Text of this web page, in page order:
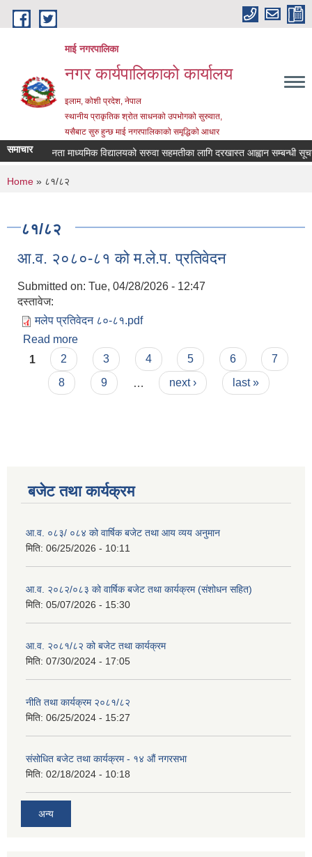
Skip to main content
माई नगरपालिका
नगर कार्यपालिकाको कार्यालय
इलाम, कोशी प्रदेश, नेपाल
स्थानीय प्राकृतिक श्रोत साधनको उपभोगको सुरुवात,
यसैबाट सुरु हुन्छ माई नगरपालिकाको समृद्धिको आधार
समाचार
श्री जनता माध्यमिक विद्यालयको सरुवा सहमतीका लागि दरखास्त आह्वान सम्बन्धी सूचना
You are here
Home » ८१/८२
८१/८२
आ.व. २०८०-८१ को म.ले.प. प्रतिवेदन
Submitted on: Tue, 04/28/2026 - 12:47
दस्तावेज:
मलेप प्रतिवेदन ८०-८१.pdf
Read more
Pages
1 2 3 4 5 6
7
8
9 next › last »
बजेट तथा कार्यक्रम
आ.व. ०८३/ ०८४ को वार्षिक बजेट तथा आय व्यय अनुमान
मिति: 06/25/2026 - 10:11
आ.व. २०८२/०८३ को वार्षिक बजेट तथा कार्यक्रम (संशोधन सहित)
मिति: 05/07/2026 - 15:30
आ.व. २०८१/८२ को बजेट तथा कार्यक्रम
मिति: 07/30/2024 - 17:05
नीति तथा कार्यक्रम २०८१/८२
मिति: 06/25/2024 - 15:27
संसोधित बजेट तथा कार्यक्रम - १४ औं नगरसभा
मिति: 02/18/2024 - 10:18
अन्य